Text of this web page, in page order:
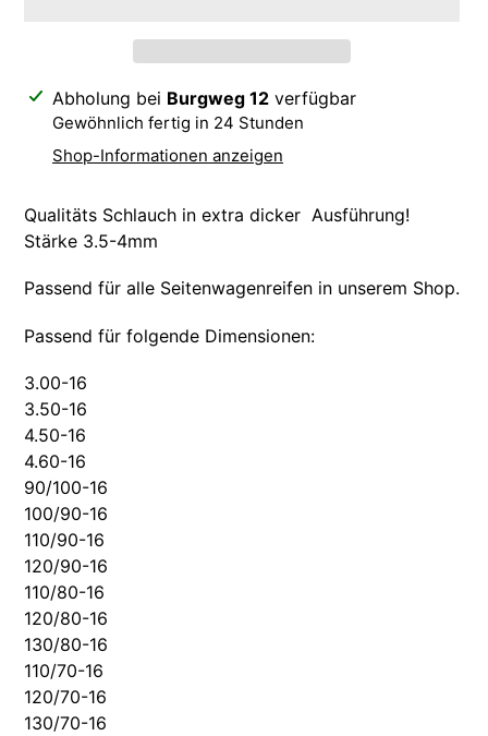
Produkt
wird
zum
Abholung bei Burgweg 12 verfügbar
Gewöhnlich fertig in 24 Stunden
Shop-Informationen anzeigen
Qualitäts Schlauch in extra dicker Ausführung!
Stärke 3.5-4mm
Passend für alle Seitenwagenreifen in unserem Shop.
Passend für folgende Dimensionen:
3.00-16
3.50-16
4.50-16
4.60-16
90/100-16
100/90-16
110/90-16
120/90-16
110/80-16
120/80-16
130/80-16
110/70-16
120/70-16
130/70-16